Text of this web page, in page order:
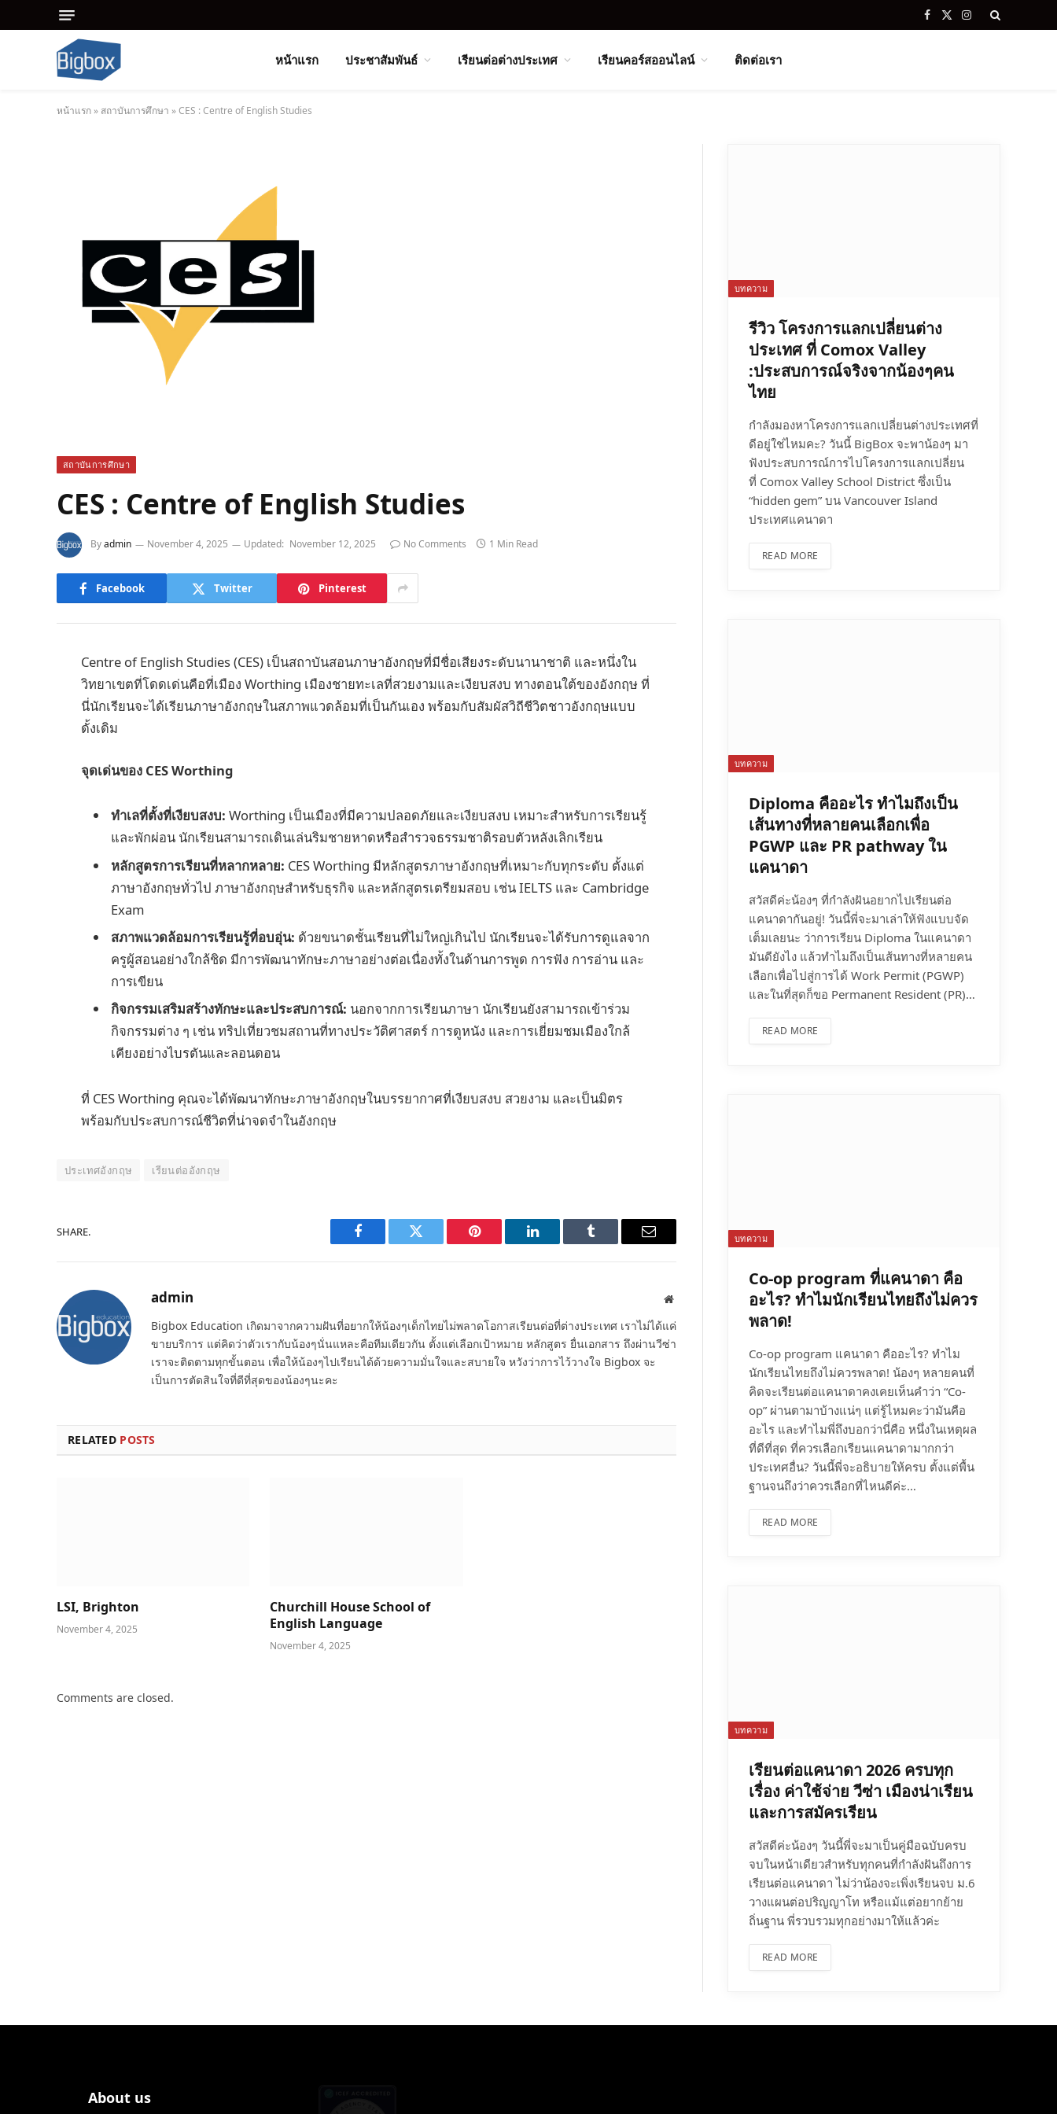
Facebook
X
Instagram
หน้าแรก ประชาสัมพันธ์ เรียนต่อต่างประเทศ เรียนคอร์สออนไลน์ ติดต่อเรา
หน้าแรก » สถาบันการศึกษา »CES : Centre of English Studies
สถาบันการศึกษา
CES : Centre of English Studies
Byadmin November 4, 2025 Updated: November 12, 2025 No Comments 1 Min Read
Facebook Twitter Pinterest
Centre of English Studies (CES) เป็นสถาบันสอนภาษาอังกฤษที่มีชื่อเสียงระดับนานาชาติ และหนึ่งใน
วิทยาเขตที่โดดเด่นคือที่เมือง Worthing เมืองชายทะเลที่สวยงามและเงียบสงบ ทางตอนใต้ของอังกฤษ ที่
นี่นักเรียนจะได้เรียนภาษาอังกฤษในสภาพแวดล้อมที่เป็นกันเอง พร้อมกับสัมผัสวิถีชีวิตชาวอังกฤษแบบ
ดั้งเดิม
จุดเด่นของ CES Worthing
ทำเลที่ตั้งที่เงียบสงบ: Worthing เป็นเมืองที่มีความปลอดภัยและเงียบสงบ เหมาะสำหรับการเรียนรู้
และพักผ่อน นักเรียนสามารถเดินเล่นริมชายหาดหรือสำรวจธรรมชาติรอบตัวหลังเลิกเรียน
หลักสูตรการเรียนที่หลากหลาย: CES Worthing มีหลักสูตรภาษาอังกฤษที่เหมาะกับทุกระดับ ตั้งแต่
ภาษาอังกฤษทั่วไป ภาษาอังกฤษสำหรับธุรกิจ และหลักสูตรเตรียมสอบ เช่น IELTS และ Cambridge
Exam
สภาพแวดล้อมการเรียนรู้ที่อบอุ่น: ด้วยขนาดชั้นเรียนที่ไม่ใหญ่เกินไป นักเรียนจะได้รับการดูแลจาก
ครูผู้สอนอย่างใกล้ชิด มีการพัฒนาทักษะภาษาอย่างต่อเนื่องทั้งในด้านการพูด การฟัง การอ่าน และ
การเขียน
กิจกรรมเสริมสร้างทักษะและประสบการณ์: นอกจากการเรียนภาษา นักเรียนยังสามารถเข้าร่วม
กิจกรรมต่าง ๆ เช่น ทริปเที่ยวชมสถานที่ทางประวัติศาสตร์ การดูหนัง และการเยี่ยมชมเมืองใกล้
เคียงอย่างไบรตันและลอนดอน
ที่ CES Worthing คุณจะได้พัฒนาทักษะภาษาอังกฤษในบรรยากาศที่เงียบสงบ สวยงาม และเป็นมิตร
พร้อมกับประสบการณ์ชีวิตที่น่าจดจำในอังกฤษ
ประเทศอังกฤษ เรียนต่ออังกฤษ
SHARE.
Facebook Twitter Pinterest LinkedIn Tumblr Email
admin Website
Bigbox Education เกิดมาจากความฝันที่อยากให้น้องๆเด็กไทยไม่พลาดโอกาสเรียนต่อที่ต่างประเทศ เราไม่ได้แค่
ขายบริการ แต่คิดว่าตัวเรากับน้องๆนั่นแหละคือทีมเดียวกัน ตั้งแต่เลือกเป้าหมาย หลักสูตร ยื่นเอกสาร ถึงผ่านวีซ่า
เราจะติดตามทุกขั้นตอน เพื่อให้น้องๆไปเรียนได้ด้วยความมั่นใจและสบายใจ หวังว่าการไว้วางใจ Bigbox จะ
เป็นการตัดสินใจที่ดีที่สุดของน้องๆนะคะ
RELATED POSTS
LSI, Brighton
November 4, 2025
Churchill House School of
English Language
November 4, 2025
Comments are closed.
บทความ
รีวิว โครงการแลกเปลี่ยนต่าง
ประเทศ ที่ Comox Valley
:ประสบการณ์จริงจากน้องๆคน
ไทย
กำลังมองหาโครงการแลกเปลี่ยนต่างประเทศที่
ดีอยู่ใช่ไหมคะ? วันนี้ BigBox จะพาน้องๆ มา
ฟังประสบการณ์การไปโครงการแลกเปลี่ยน
ที่ Comox Valley School District ซึ่งเป็น
“hidden gem” บน Vancouver Island
ประเทศแคนาดา
READ MORE
บทความ
Diploma คืออะไร ทำไมถึงเป็น
เส้นทางที่หลายคนเลือกเพื่อ
PGWP และ PR pathway ใน
แคนาดา
สวัสดีค่ะน้องๆ ที่กำลังฝันอยากไปเรียนต่อ
แคนาดากันอยู่! วันนี้พี่จะมาเล่าให้ฟังแบบจัด
เต็มเลยนะ ว่าการเรียน Diploma ในแคนาดา
มันดียังไง แล้วทำไมถึงเป็นเส้นทางที่หลายคน
เลือกเพื่อไปสู่การได้ Work Permit (PGWP)
และในที่สุดก็ขอ Permanent Resident (PR)…
READ MORE
บทความ
Co-op program ที่แคนาดา คือ
อะไร? ทำไมนักเรียนไทยถึงไม่ควร
พลาด!
Co-op program แคนาดา คืออะไร? ทำไม
นักเรียนไทยถึงไม่ควรพลาด! น้องๆ หลายคนที่
คิดจะเรียนต่อแคนาดาคงเคยเห็นคำว่า “Co-
op” ผ่านตามาบ้างแน่ๆ แต่รู้ไหมคะว่ามันคือ
อะไร และทำไมพี่ถึงบอกว่านี่คือ หนึ่งในเหตุผล
ที่ดีที่สุด ที่ควรเลือกเรียนแคนาดามากกว่า
ประเทศอื่น? วันนี้พี่จะอธิบายให้ครบ ตั้งแต่พื้น
ฐานจนถึงว่าควรเลือกที่ไหนดีค่ะ…
READ MORE
บทความ
เรียนต่อแคนาดา 2026 ครบทุก
เรื่อง ค่าใช้จ่าย วีซ่า เมืองน่าเรียน
และการสมัครเรียน
สวัสดีค่ะน้องๆ วันนี้พี่จะมาเป็นคู่มือฉบับครบ
จบในหน้าเดียวสำหรับทุกคนที่กำลังฝันถึงการ
เรียนต่อแคนาดา ไม่ว่าน้องจะเพิ่งเรียนจบ ม.6
วางแผนต่อปริญญาโท หรือแม้แต่อยากย้าย
ถิ่นฐาน พี่รวบรวมทุกอย่างมาให้แล้วค่ะ
READ MORE
About us